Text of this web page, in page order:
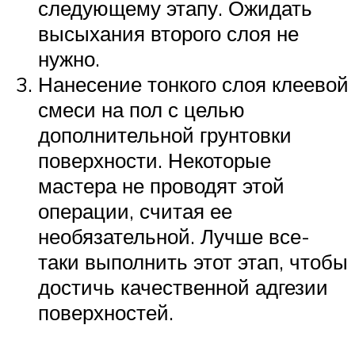
следующему этапу. Ожидать
высыхания второго слоя не
нужно.
Нанесение тонкого слоя клеевой
смеси на пол с целью
дополнительной грунтовки
поверхности. Некоторые
мастера не проводят этой
операции, считая ее
необязательной. Лучше все-
таки выполнить этот этап, чтобы
достичь качественной адгезии
поверхностей.